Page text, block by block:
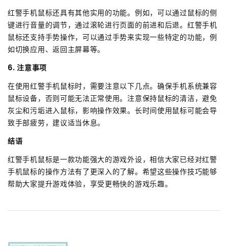
红警手机鼠标还具有其他实用的功能。例如，可以通过鼠标的侧
键进行音量的调节，通过滚轮进行页面的前进和后退。红警手机
鼠标还支持手势操作，可以通过手势来实现一些特定的功能，例
如切换应用、返回主屏幕等。
6. 注意事项
在使用红警手机鼠标时，需要注意以下几点。确保手机系统兼容
鼠标设备，否则可能无法正常使用。注意保持鼠标的清洁，避免
灰尘和污垢进入鼠标，影响操作效果。长时间使用鼠标可能会导
致手部疲劳，建议适当休息。
结语
红警手机鼠标是一款功能强大的游戏外设，相信大家已经对红警
手机鼠标的操作方法有了更深入的了解。希望这些操作技巧能够
帮助大家提升游戏体验，享受更畅快的游戏乐趣。